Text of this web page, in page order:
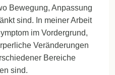
Bewegung, Anpassung
sind. In meiner Arbeit
im Vordergrund,
Veränderungen
Bereiche
sind.